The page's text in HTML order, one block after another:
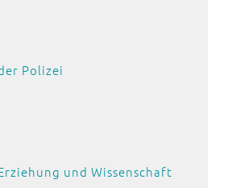
Polizei
und Wissenschaft